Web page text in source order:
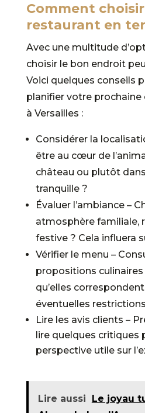
Comment
restaurant en
Avec une multitude
choisir le bon endroit
Voici quelques conseils
planifier votre prochaine
à Versailles :
Considérer la
être au cœur de
château ou plutôt
tranquille ?
Évaluer l’ambiance –
atmosphère familiale,
festive ? Cela influera
Vérifier le menu –
propositions
qu’elles
éventuelles
Lire les avis clients –
lire quelques critiques
perspective utile sur
Lire aussi
Le joyau